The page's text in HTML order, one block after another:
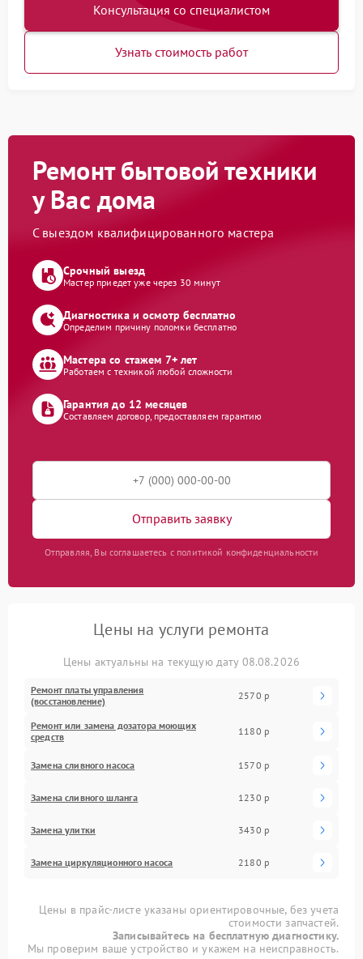
Консультация со специалистом
Узнать стоимость работ
Ремонт бытовой техники
у Вас дома
С выездом квалифицированного мастера
Срочный выезд
Мастер приедет уже через 30 минут
Диагностика и осмотр бесплатно
Определим причину поломки бесплатно
Мастера со стажем 7+ лет
Работаем с техникой любой сложности
Гарантия до 12 месяцев
Составляем договор, предоставляем гарантию
Отправить заявку
Отправляя, Вы соглашаетесь с политикой конфиденциальности
Цены на услуги ремонта
Цены актуальны на текущую дату 08.08.2026
Ремонт платы управления
(восстановление)
2570 р
Ремонт или замена дозатора моющих
средств
1180 р
Замена сливного насоса 1570 р
Замена сливного шланга 1230 р
Замена улитки 3430 р
Замена циркуляционного насоса 2180 р
Цены в прайс-листе указаны ориентировочные, без учета
стоимости запчастей.
Записывайтесь на бесплатную диагностику.
Мы проверим ваше устройство и укажем на неисправность.